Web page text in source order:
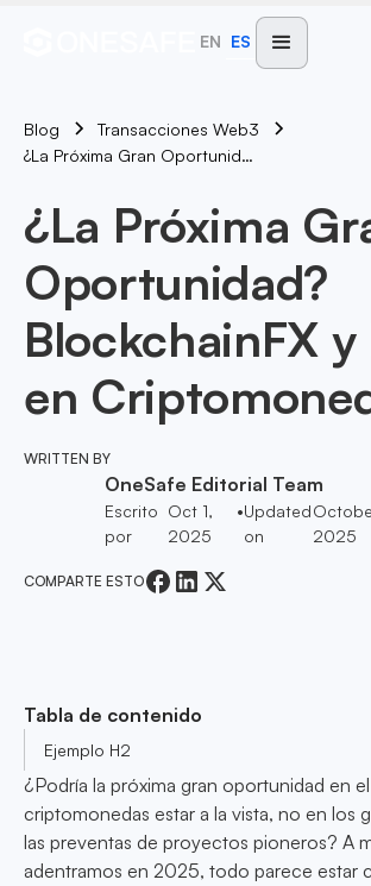
EN ES
Blog
Transacciones Web3
¿La Próxima Gran Oportunidad? BlockchainFX Y Pagos En Criptomonedas
¿La Próxima
Oportunidad?
BlockchainFX y
en
WRITTEN BY
OneSafe Editorial Team
Escrito
por
Oct 1,
2025
•Updated
on
2025
COMPARTE ESTO
Tabla de contenido
Ejemplo H2
¿Podría la próxima gran oportunidad en
criptomonedas estar a la vista, no en los
las preventas de proyectos pioneros? A
adentramos en 2025, todo parece estar